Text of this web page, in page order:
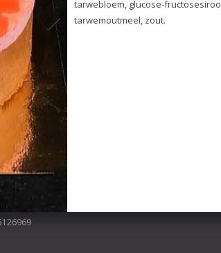
Aardbeien, room, eigeel, suiker, eiwit, water,
tarwebloem, glucose-fructosesiroop,
tarwemoutmeel, zout.
vestiging
51, 1814 VB Alkmaar